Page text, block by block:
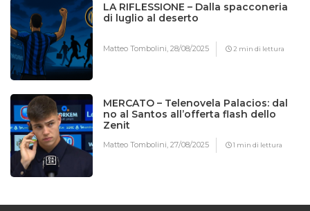
LA RIFLESSIONE – Dalla spacconeria
di luglio al deserto
Matteo Tombolini,28/08/2025 2 min di lettura
MERCATO – Telenovela Palacios: dal
no al Santos all’offerta flash dello
Zenit
Matteo Tombolini,27/08/2025 1 min di lettura